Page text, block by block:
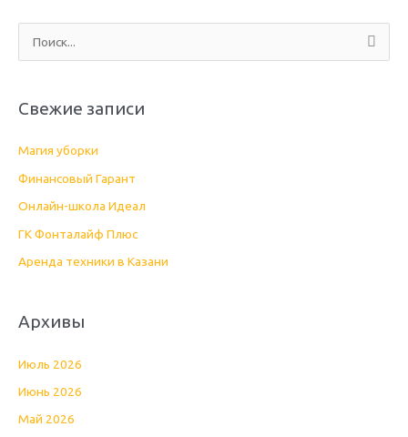
с
к
Свежие записи
Магия уборки
Финансовый Гарант
Онлайн-школа Идеал
ГК Фонталайф Плюс
Аренда техники в Казани
Архивы
Июль 2026
Июнь 2026
Май 2026